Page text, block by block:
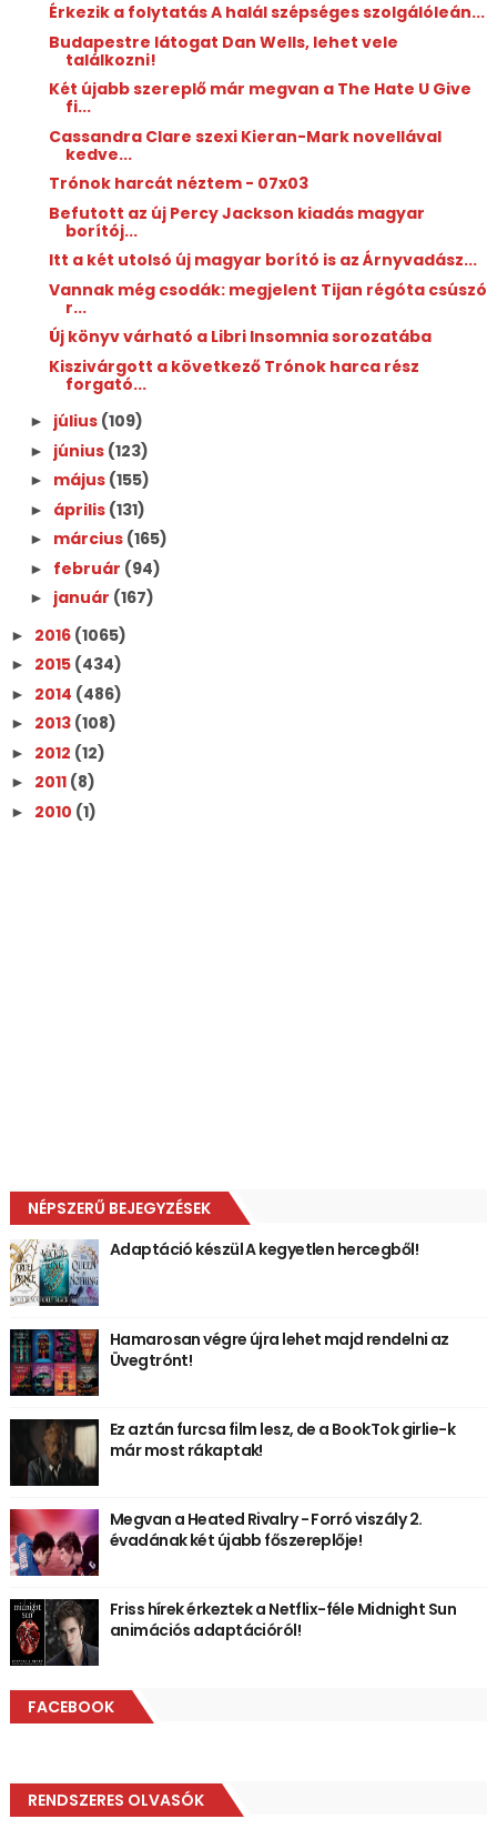
Érkezik a folytatás A halál szépséges szolgálóleán...
Budapestre látogat Dan Wells, lehet vele
találkozni!
Két újabb szereplő már megvan a The Hate U Give
fi...
Cassandra Clare szexi Kieran-Mark novellával
kedve...
Trónok harcát néztem - 07x03
Befutott az új Percy Jackson kiadás magyar
borítój...
Itt a két utolsó új magyar borító is az Árnyvadász...
Vannak még csodák: megjelent Tijan régóta csúszó
r...
Új könyv várható a Libri Insomnia sorozatába
Kiszivárgott a következő Trónok harca rész
forgató...
► július (109)
► június (123)
► május (155)
► április (131)
► március (165)
► február (94)
► január (167)
► 2016 (1065)
► 2015 (434)
► 2014 (486)
► 2013 (108)
► 2012 (12)
► 2011 (8)
► 2010 (1)
NÉPSZERŰ BEJEGYZÉSEK
Adaptáció készül A kegyetlen hercegből!
Hamarosan végre újra lehet majd rendelni az
Üvegtrónt!
Ez aztán furcsa film lesz, de a BookTok girlie-k
már most rákaptak!
Megvan a Heated Rivalry - Forró viszály 2.
évadának két újabb főszereplője!
Friss hírek érkeztek a Netflix-féle Midnight Sun
animációs adaptációról!
FACEBOOK
RENDSZERES OLVASÓK